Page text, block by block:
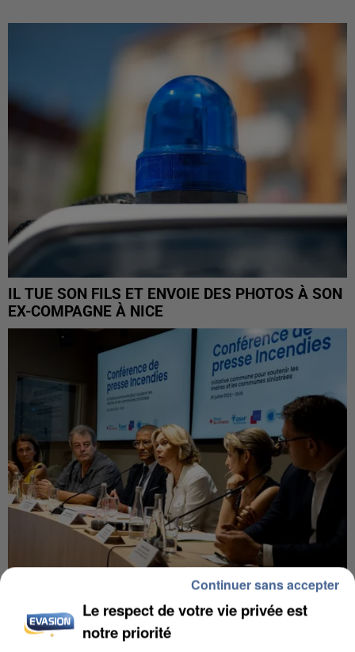
IL TUE SON FILS ET ENVOIE DES PHOTOS À SON
EX-COMPAGNE À NICE
DE SOLIDARITÉ AVEC LES...
Le respect de votre vie privée est
notre priorité
Continuer sans accepter